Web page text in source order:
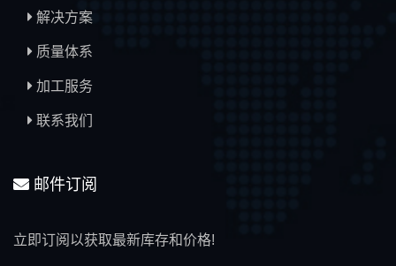
解决方案
质量体系
加工服务
联系我们
邮件订阅
立即订阅以获取最新库存和价格!